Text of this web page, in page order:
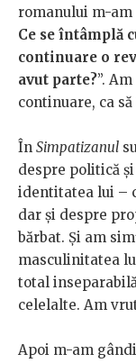
romanului m-am
Ce se întâmplă
continuare o
avut parte?”.
continuare, ca
În Simpatizanul
despre politică
identitatea lui –
dar și despre
bărbat. Și am
masculinitatea
total
celelalte. Am
Apoi m-am